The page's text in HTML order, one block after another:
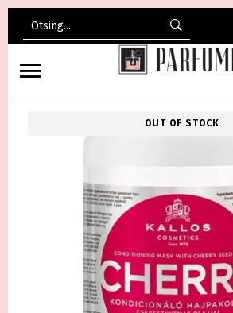
for:
OUT OF STOCK